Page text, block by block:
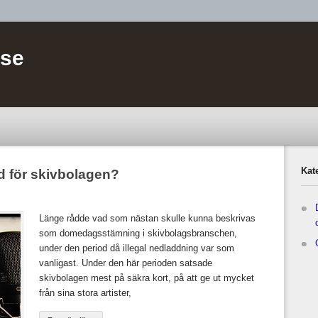
för skivbolagen?
Länge rådde vad som nästan skulle kunna beskrivas
som domedagsstämning i skivbolagsbranschen,
under den period då illegal nedladdning var som
vanligast. Under den här perioden satsade
skivbolagen mest på säkra kort, på att ge ut mycket
från sina stora artister,